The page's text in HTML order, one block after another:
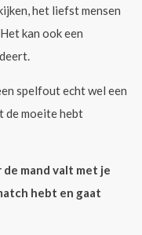
het liefst mensen
kan ook een
spelfout echt wel een
de moeite hebt
mand valt met je
hebt en gaat